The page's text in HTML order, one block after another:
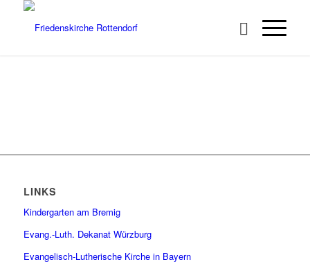
LINKS
Kindergarten am Bremig
Evang.-Luth. Dekanat Würzburg
Evangelisch-Lutherische Kirche in Bayern